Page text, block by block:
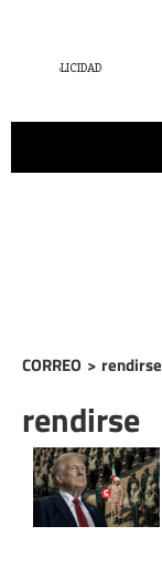
CORREO > rendirse
rendirse